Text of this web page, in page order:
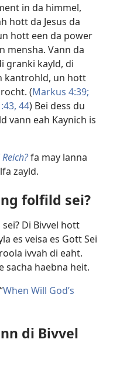
in da himmel,
hott da Jesus da
hott een da power
mensha. Vann da
granki kayld, di
kantrohld, un hott
(Markus 4:39;
44) Bei dess du
vann eah Kaynich is
fa may lanna
zayld.
folfild sei?
Di Bivvel hott
es veisa es Gott Sei
ivvah di eaht.
sacha haebna heit.
When Will God’s
di Bivvel